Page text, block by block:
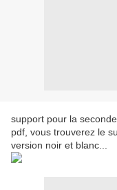
support pour la
pdf, vous trouverez le
version noir et blanc...